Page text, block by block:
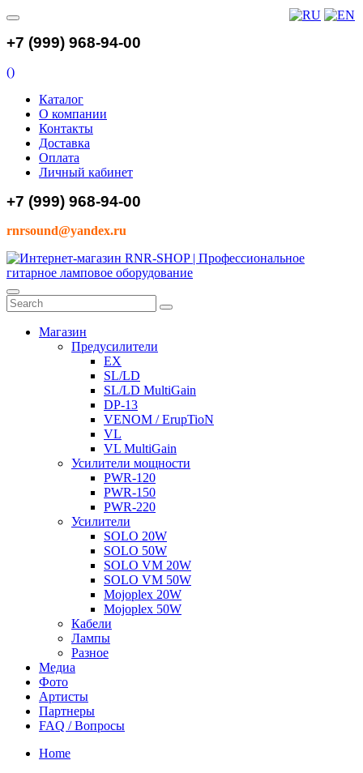
+7 (999) 968-94-00
()
Каталог
О компании
Контакты
Доставка
Оплата
Личный кабинет
+7 (999) 968-94-00
rnrsound@yandex.ru
Магазин
Предусилители
EX
SL/LD
SL/LD MultiGain
DP-13
VENOM / ErupTioN
VL
VL MultiGain
Усилители мощности
PWR-120
PWR-150
PWR-220
Усилители
SOLO 20W
SOLO 50W
SOLO VM 20W
SOLO VM 50W
Mojoplex 20W
Mojoplex 50W
Кабели
Лампы
Разное
Медиа
Фото
Артисты
Партнеры
FAQ / Вопросы
Home